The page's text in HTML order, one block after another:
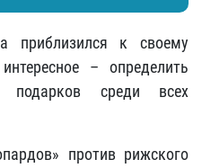
приблизился к своему
– определить
подарков среди всех
против рижского